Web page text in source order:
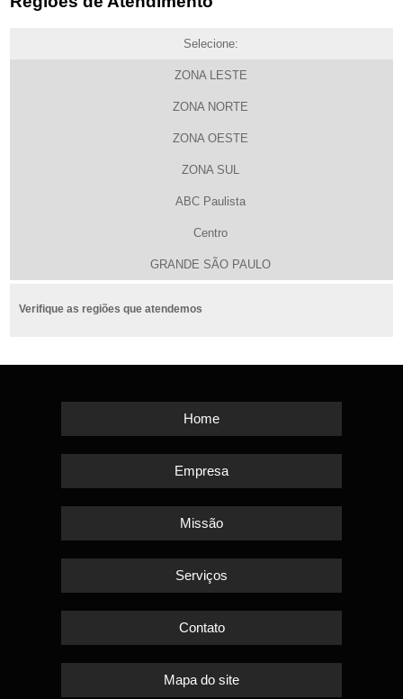
Selecione:
ZONA LESTE
ZONA NORTE
ZONA OESTE
ZONA SUL
ABC Paulista
Centro
GRANDE SÃO PAULO
Verifique as regiões que atendemos
Home
Empresa
Missão
Serviços
Contato
Mapa do site